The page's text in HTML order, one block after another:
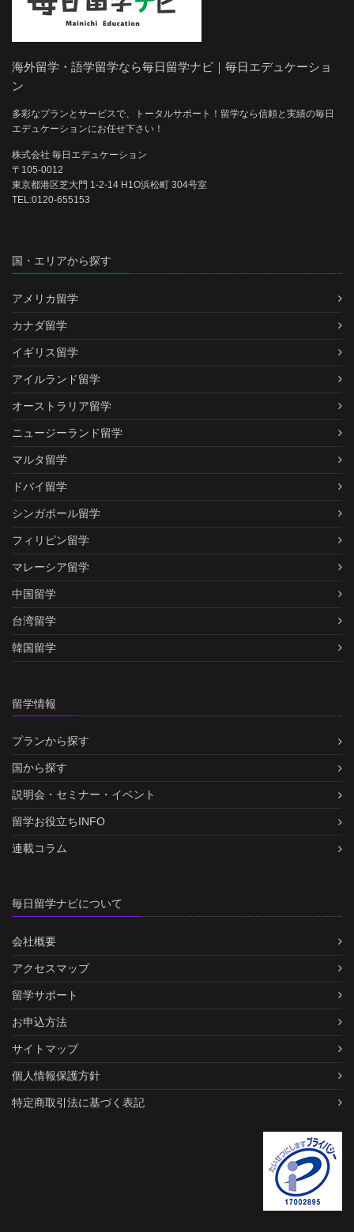
海外留学・語学留学なら毎日留学ナビ｜毎日エデュケーショ
ン
多彩なプランとサービスで、トータルサポート！留学なら信頼と実績の毎日
エデュケーションにお任せ下さい！
株式会社 毎日エデュケーション
〒105-0012
東京都港区芝大門 1-2-14 H1O浜松町 304号室
TEL:0120-655153
国・エリアから探す
アメリカ留学
カナダ留学
イギリス留学
アイルランド留学
オーストラリア留学
ニュージーランド留学
マルタ留学
ドバイ留学
シンガポール留学
フィリピン留学
マレーシア留学
中国留学
台湾留学
韓国留学
留学情報
プランから探す
国から探す
説明会・セミナー・イベント
留学お役立ちINFO
連載コラム
毎日留学ナビについて
会社概要
アクセスマップ
留学サポート
お申込方法
サイトマップ
個人情報保護方針
特定商取引法に基づく表記